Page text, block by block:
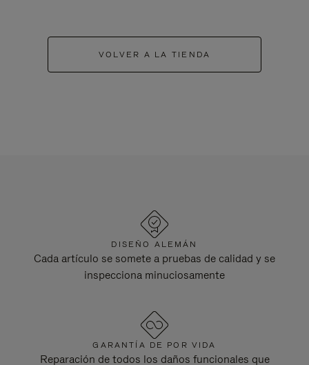
VOLVER A LA TIENDA
DISEÑO ALEMÁN
Cada artículo se somete a pruebas de calidad y se
inspecciona minuciosamente
GARANTÍA DE POR VIDA
Reparación de todos los daños funcionales que